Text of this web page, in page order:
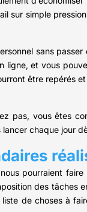
sur simple
sans
ligne, et vous
être repérés
pas, vous êtes
chaque jour
pourraient
des tâches
de choses à